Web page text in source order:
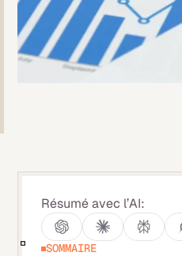
Résumé avec l’AI:
SOMMAIRE